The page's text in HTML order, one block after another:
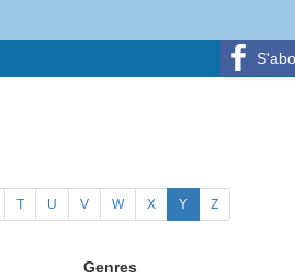
T U V W X Y Z
Genres